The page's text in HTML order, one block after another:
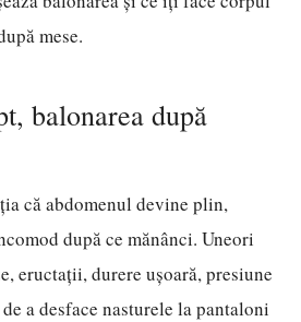
mese.
balonarea după
că abdomenul devine plin,
după ce mănânci. Uneori
eructații, durere ușoară, presiune
a desface nasturele la pantaloni